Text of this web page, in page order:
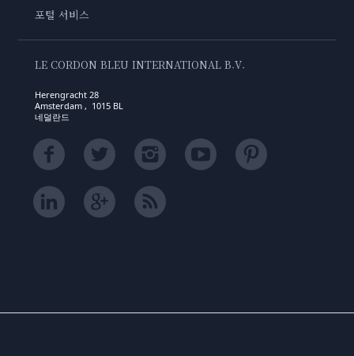
포털 서비스
LE CORDON BLEU INTERNATIONAL B.V.
Herengracht 28
Amsterdam , 1015 BL
네덜란드